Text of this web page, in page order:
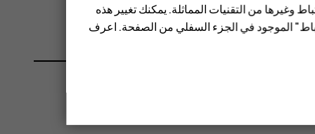
وغيرها من التقنيات المماثلة. يمكنك تغيير هذه
الموجود في الجزء السفلي من الصفحة. اعرف